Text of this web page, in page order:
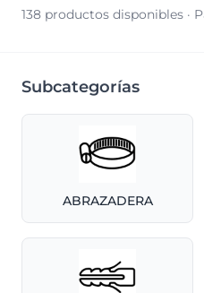
138 productos disponibles ·
Subcategorías
ABRAZADERA